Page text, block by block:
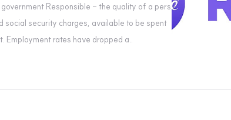
Responsible - the quality of a pers
social security charges, available to be spent
rates have dropped a..